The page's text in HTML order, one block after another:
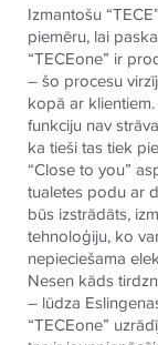
Izmantošu
piemēru, lai
“TECEone” ir
– šo procesu
kopā ar
funkciju nav
ka tieši tas tiek
“Close to you”
tualetes podu ar
būs izstrādāts,
tehnoloģiju, ko
nepieciešama
Nesen kāds
– lūdza
“TECEone”